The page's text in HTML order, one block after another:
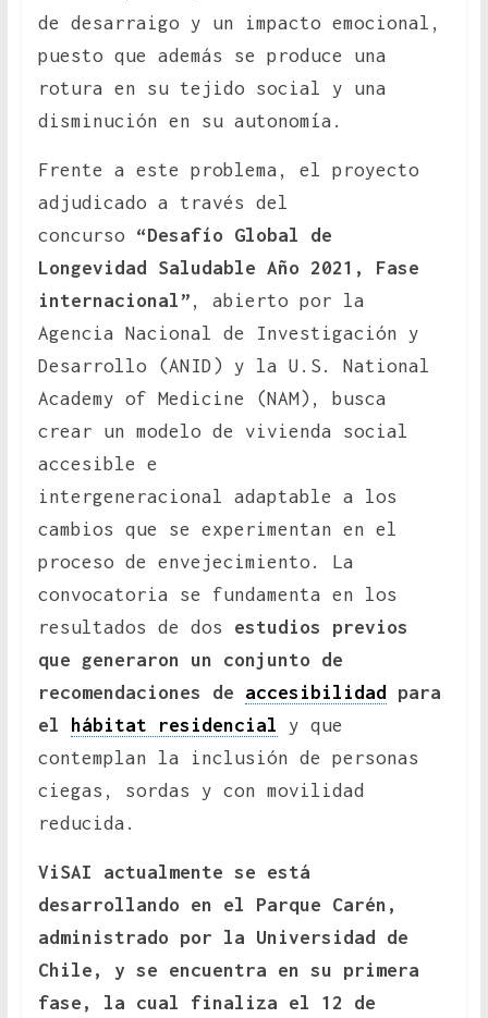
de desarraigo y un impacto emocional,
puesto que además se produce una
rotura en su tejido social y una
disminución en su autonomía.
Frente a este problema, el proyecto
adjudicado a través del
concurso “Desafío Global de
Longevidad Saludable Año 2021, Fase
internacional” , abierto por la
Agencia Nacional de Investigación y
Desarrollo (ANID) y la U.S. National
Academy of Medicine (NAM), busca
crear un modelo de vivienda social
accesible e
intergeneracional adaptable a los
cambios que se experimentan en el
proceso de envejecimiento. La
convocatoria se fundamenta en los
resultados de dos estudios previos
que generaron un conjunto de
recomendaciones de accesibilidad
para
el
hábitat residencial
y que
contemplan la inclusión de personas
ciegas, sordas y con movilidad
reducida.
ViSAI actualmente se está
desarrollando en el Parque Carén,
administrado por la Universidad de
Chile, y se encuentra en su primera
fase, la cual finaliza el 12 de